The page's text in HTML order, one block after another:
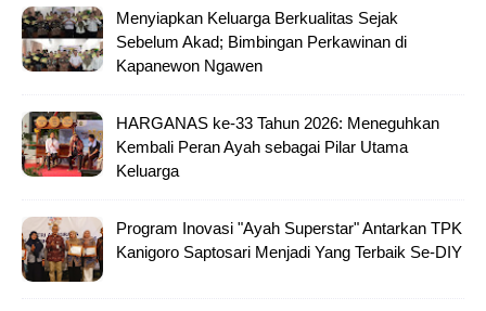
Menyiapkan Keluarga Berkualitas Sejak
Sebelum Akad; Bimbingan Perkawinan di
Kapanewon Ngawen
HARGANAS ke-33 Tahun 2026: Meneguhkan
Kembali Peran Ayah sebagai Pilar Utama
Keluarga
Program Inovasi "Ayah Superstar" Antarkan TPK
Kanigoro Saptosari Menjadi Yang Terbaik Se-DIY